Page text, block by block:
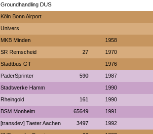
Groundhandling DUS
Köln Bonn Airport
Univers
MKB Minden 1958
SR Remscheid 27 1970
Stadtbus GT 1976
PaderSprinter 590 1987
Stadtwerke Hamm 1990
Rheingold 161 1990
BSM Monheim 65649 1991
[transdev] Taeter Aachen 3497 1992